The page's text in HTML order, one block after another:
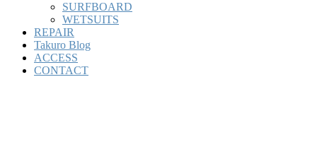
SURFBOARD
WETSUITS
REPAIR
Takuro Blog
ACCESS
CONTACT